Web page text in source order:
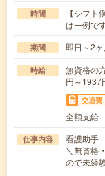
時間
【シフ
は一例で
期間 即日～2
時給
無資格の
円～1937
交通費
全額支給
仕事内容
看護助手
＼無資格
ので未経